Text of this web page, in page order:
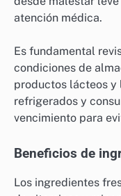
necesarios para el
Riesgos de
Los alimentos en
bacterias, virus y
alimentarias.
diarrea son
atención médica.
Es fundamental